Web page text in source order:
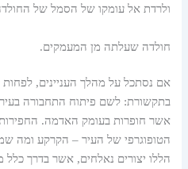
ולרדת אל עומקו של הסמל של
חולדה שעלתה מן המעמקים.
אם נסתכל על מהלך העניינים,
בתקשורת: לשם פיתוח התחבורה בעיר
אשר חופרות בעומק האדמה.
הטופוגרפי של העיר – הקרקע ומה
הללו יצורים נאלחים, אשר בדרך